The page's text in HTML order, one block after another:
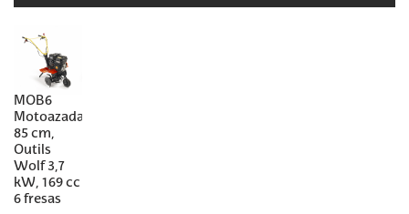
MOB6
Motoazada
85 cm,
Outils
Wolf 3,7
kW, 169 cc
6 fresas